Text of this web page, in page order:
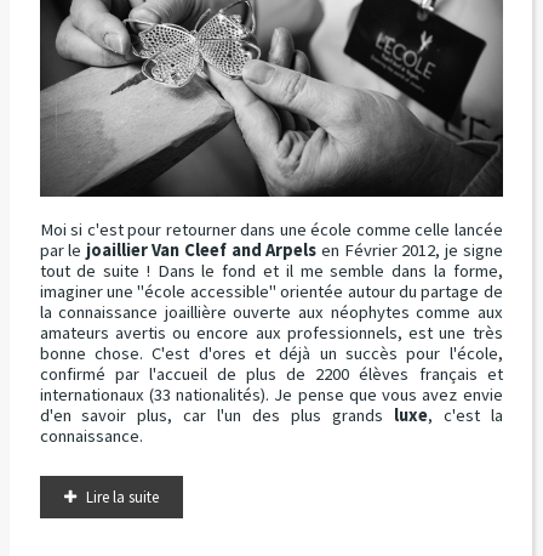
Moi si c'est pour retourner dans une école comme celle lancée
par le joaillier Van Cleef and Arpels en Février 2012, je signe
tout de suite ! Dans le fond et il me semble dans la forme,
imaginer une "école accessible" orientée autour du partage de
la connaissance joaillière ouverte aux néophytes comme aux
amateurs avertis ou encore aux professionnels, est une très
bonne chose. C'est d'ores et déjà un succès pour l'école,
confirmé par l'accueil de plus de 2200 élèves français et
internationaux (33 nationalités). Je pense que vous avez envie
d'en savoir plus, car l'un des plus grands luxe, c'est la
connaissance.
Lire la suite